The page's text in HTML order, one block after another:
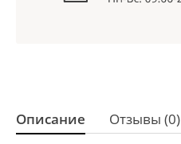
Описание Отзывы (0)